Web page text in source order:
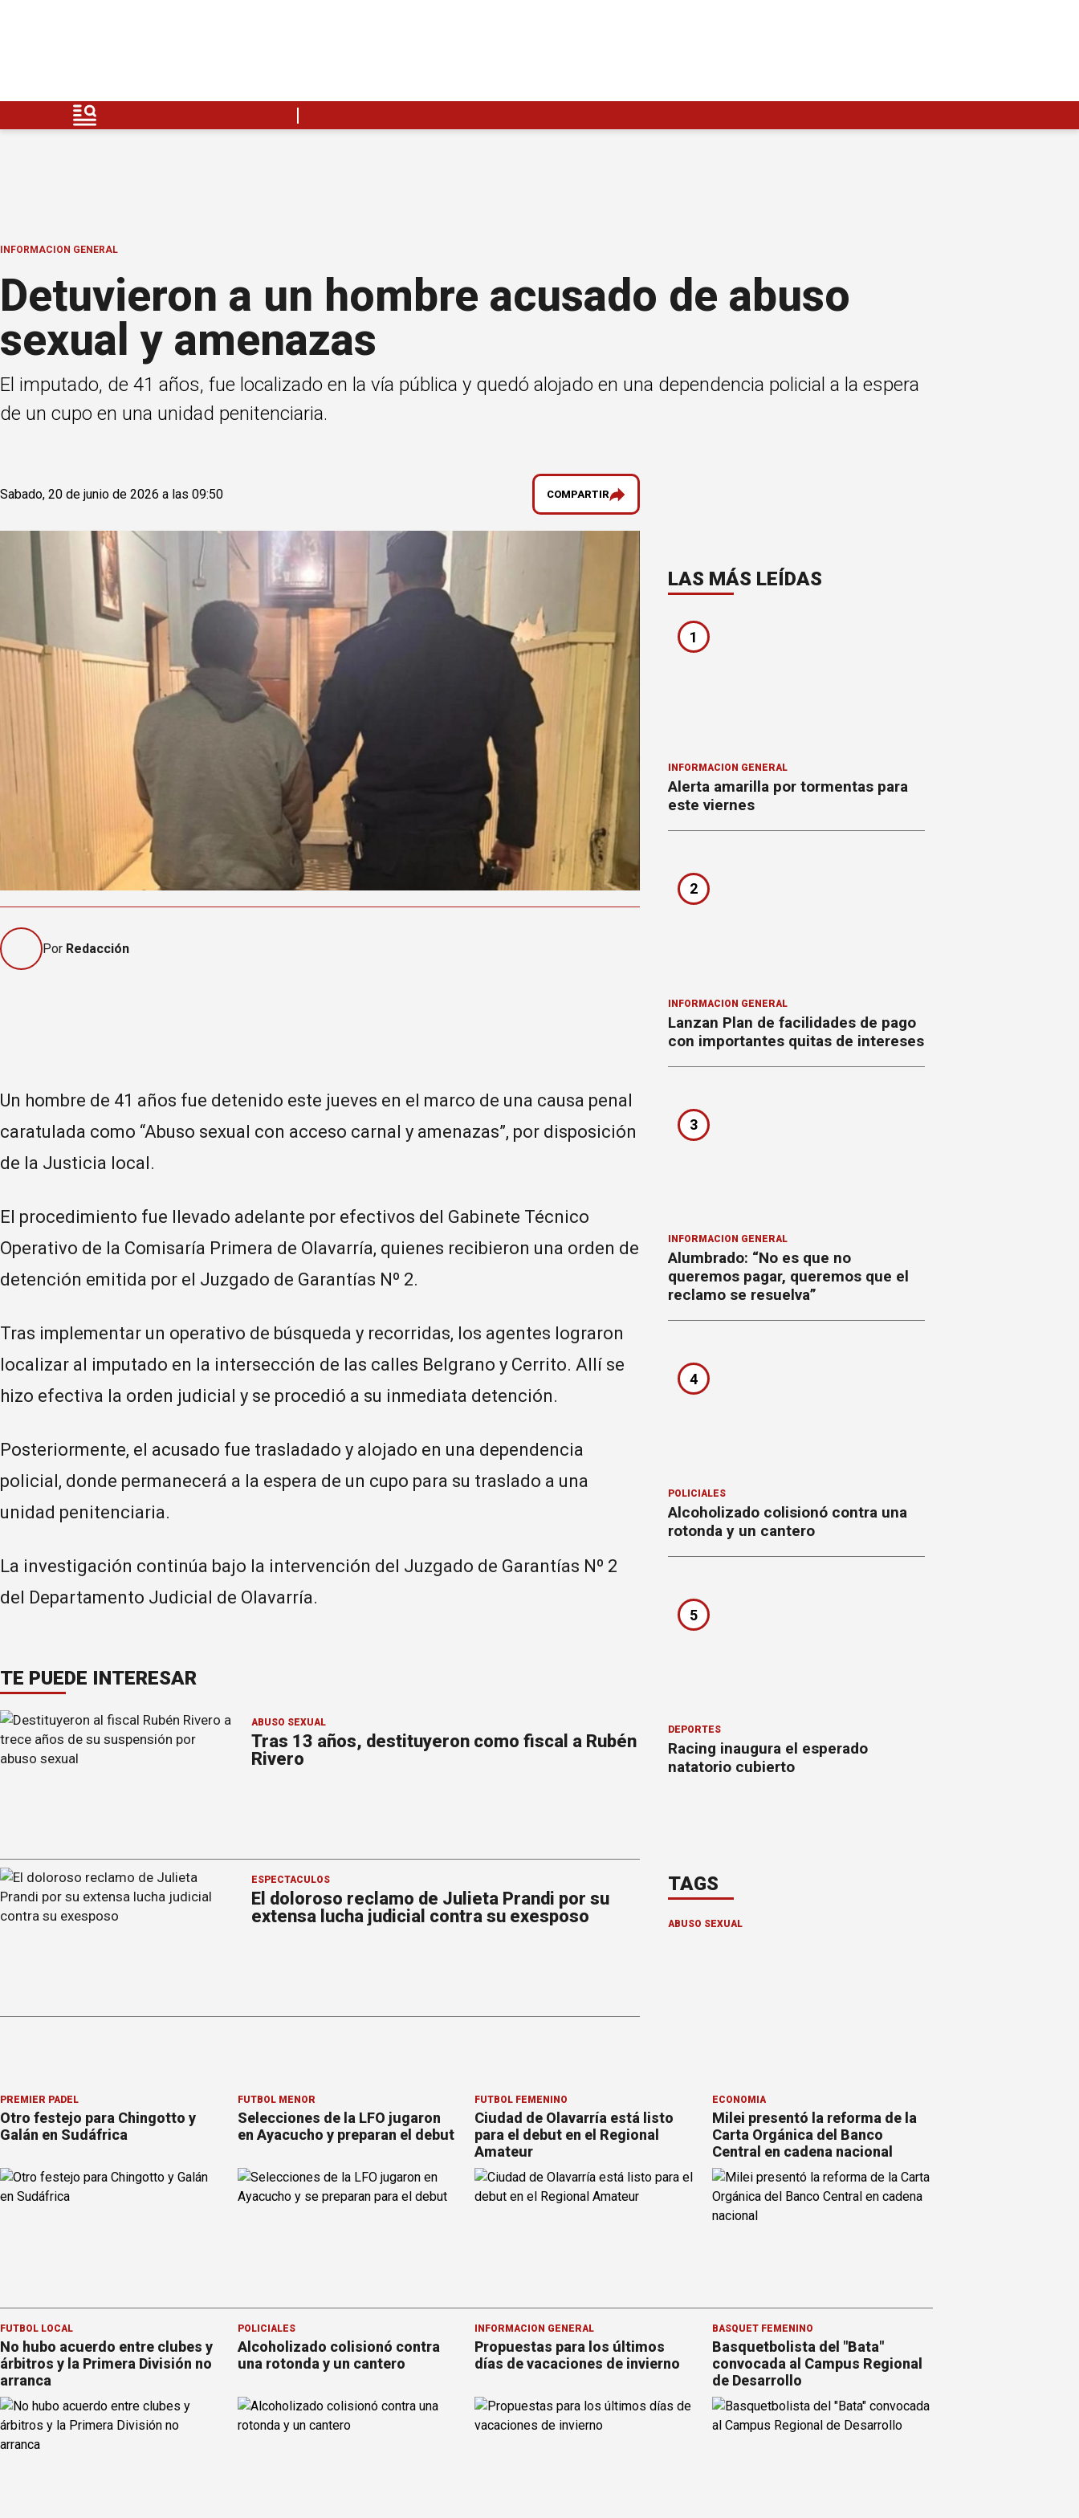
INFORMACION GENERAL
Detuvieron a un hombre acusado de abuso
sexual y amenazas
El imputado, de 41 años, fue localizado en la vía pública y quedó alojado en una dependencia policial a la espera
de un cupo en una unidad penitenciaria.
Sabado, 20 de junio de 2026 a las 09:50 COMPARTIR
Por Redacción
Un hombre de 41 años fue detenido este jueves en el marco de una causa penal
caratulada como “Abuso sexual con acceso carnal y amenazas”, por disposición
de la Justicia local.
El procedimiento fue llevado adelante por efectivos del Gabinete Técnico
Operativo de la Comisaría Primera de Olavarría, quienes recibieron una orden de
detención emitida por el Juzgado de Garantías Nº 2.
Tras implementar un operativo de búsqueda y recorridas, los agentes lograron
localizar al imputado en la intersección de las calles Belgrano y Cerrito. Allí se
hizo efectiva la orden judicial y se procedió a su inmediata detención.
Posteriormente, el acusado fue trasladado y alojado en una dependencia
policial, donde permanecerá a la espera de un cupo para su traslado a una
unidad penitenciaria.
La investigación continúa bajo la intervención del Juzgado de Garantías Nº 2
del Departamento Judicial de Olavarría.
TE PUEDE INTERESAR
ABUSO SEXUAL
Tras 13 años, destituyeron como fiscal a Rubén
Rivero
ESPECTÁCULOS
El doloroso reclamo de Julieta Prandi por su
extensa lucha judicial contra su exesposo
LAS MÁS LEÍDAS
1
INFORMACION GENERAL
Alerta amarilla por tormentas para
este viernes
2
INFORMACION GENERAL
Lanzan Plan de facilidades de pago
con importantes quitas de intereses
3
INFORMACION GENERAL
Alumbrado: “No es que no
queremos pagar, queremos que el
reclamo se resuelva”
4
POLICIALES
Alcoholizado colisionó contra una
rotonda y un cantero
5
DEPORTES
Racing inaugura el esperado
natatorio cubierto
TAGS
ABUSO SEXUAL
PREMIER PÁDEL
Otro festejo para Chingotto y
Galán en Sudáfrica
FÚTBOL MENOR
Selecciones de la LFO jugaron
en Ayacucho y preparan el debut
FÚTBOL FEMENINO
Ciudad de Olavarría está listo
para el debut en el Regional
Amateur
ECONOMÍA
Milei presentó la reforma de la
Carta Orgánica del Banco
Central en cadena nacional
FÚTBOL LOCAL
No hubo acuerdo entre clubes y
árbitros y la Primera División no
arranca
POLICIALES
Alcoholizado colisionó contra
una rotonda y un cantero
INFORMACION GENERAL
Propuestas para los últimos
días de vacaciones de invierno
BÁSQUET FEMENINO
Basquetbolista del "Bata"
convocada al Campus Regional
de Desarrollo